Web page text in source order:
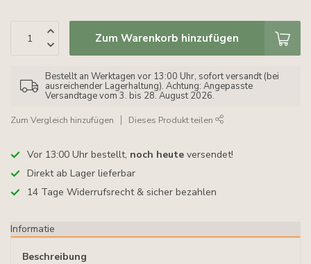
Zum Warenkorb hinzufügen
Bestellt an Werktagen vor 13:00 Uhr, sofort versandt (bei
ausreichender Lagerhaltung). Achtung: Angepasste
Versandtage vom 3. bis 28. August 2026.
Zum Vergleich hinzufügen Dieses Produkt teilen
Vor 13:00 Uhr bestellt, noch heute versendet!
Direkt ab Lager lieferbar
14 Tage Widerrufsrecht & sicher bezahlen
Informatie
Beschreibung